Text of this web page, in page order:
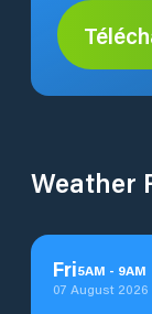
Weather
Fri5AM - 9AM
07 August 2026